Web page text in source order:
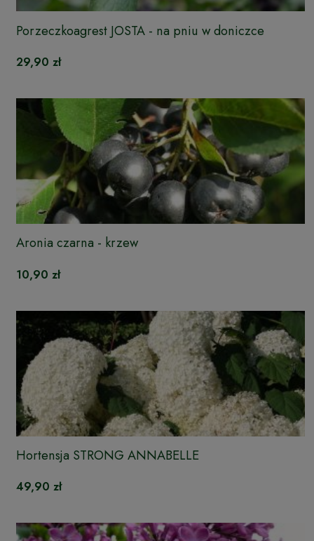
Porzeczkoagrest JOSTA - na pniu w doniczce
29,90 zł
Aronia czarna - krzew
10,90 zł
Hortensja STRONG ANNABELLE
49,90 zł